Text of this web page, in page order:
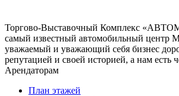
Торгово-Выставочный Комплекс
самый известный автомобильный центр
уважаемый и уважающий себя бизнес
репутацией и своей историей, а нам есть
Арендаторам
План этажей